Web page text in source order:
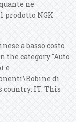
ne
prodotto NGK
a basso costo
the category "Auto
e
di
country: IT. This